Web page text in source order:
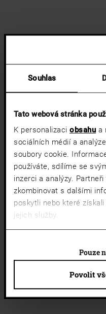
Souhlas
Tato webová stránka
K personalizaci obsahu a
sociálních médií a
soubory cookie.
používáte, sdílíme se
inzerci a analýzy.
zkombinovat s dalšími
poskytli nebo které
jejich služby.
Povolit
Pouze